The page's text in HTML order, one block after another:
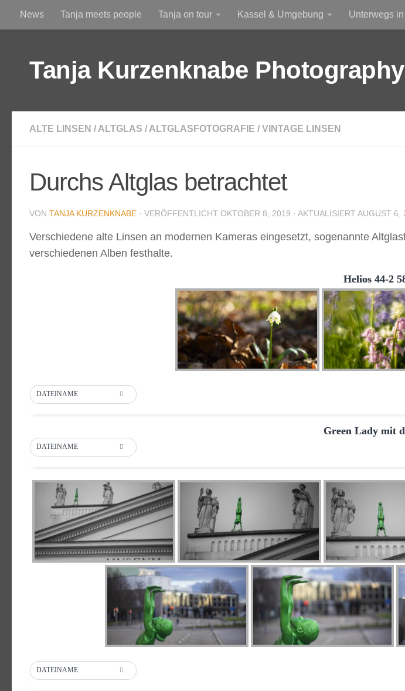
Zum Inhalt springen
News Tanja meets people Tanja on tour Kassel & Umgebung Unterwegs
Tanja Kurzenknabe Photography
ALTE LINSEN / ALTGLAS / ALTGLASFOTOGRAFIE / VINTAGE LINSEN
Durchs Altglas betrachtet
VON TANJA KURZENKNABE · VERÖFFENTLICHT OKTOBER 8, 2019 · AKTUALISIERT AUGUST 6,
Verschiedene alte Linsen an modernen Kameras eingesetzt, sogenannte
verschiedenen Alben festhalte.
Helios 44-2
DATEINAME
Green Lady mit
DATEINAME
DATEINAME